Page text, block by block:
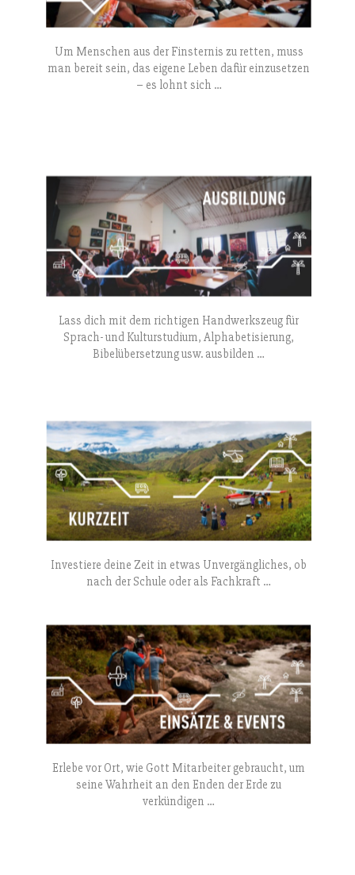
Um Menschen aus der Finsternis zu retten, muss
man bereit sein, das eigene Leben dafür einzusetzen
– es lohnt sich …
Lass dich mit dem richtigen Handwerkszeug für
Sprach- und Kulturstudium, Alphabetisierung,
Bibelübersetzung usw. ausbilden …
Investiere deine Zeit in etwas Unvergängliches, ob
nach der Schule oder als Fachkraft …
Erlebe vor Ort, wie Gott Mitarbeiter gebraucht, um
seine Wahrheit an den Enden der Erde zu
verkündigen …